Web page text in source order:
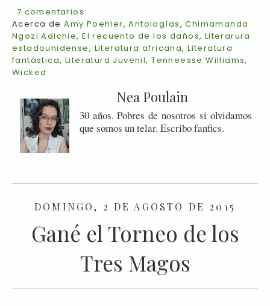
7 comentarios:
Acerca deAmy Poehler,Antologías,Chimamanda
Ngozi Adichie,El recuento de los daños, Literarura
estadounidense, Literatura africana,Literatura
fantástica, Literatura Juvenil,Tenneesse Williams,
Wicked
Nea Poulain
30 años. Pobres de nosotros si olvidamos
que somos un telar. Escribo fanfics.
DOMINGO, 2 DE AGOSTO DE 2015
Gané el Torneo de los
Tres Magos